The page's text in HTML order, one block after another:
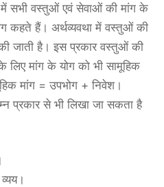
में सभी वस्तुओं एवं सेवाओं की मांग के
कहते हैं। अर्थव्यवथा में वस्तुओं की
जाती है। इस प्रकार वस्तुओं की
लिए मांग के योग को भी सामूहिक
मांग = उपभोग + निवेश।
प्रकार से भी लिखा जा सकता है